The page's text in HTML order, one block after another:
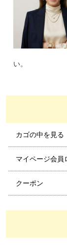
い。
カゴの中を見る
マイページ会員
クーポン